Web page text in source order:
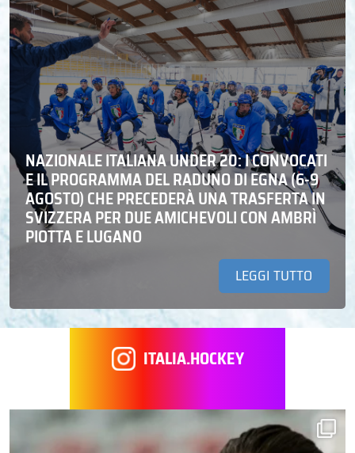
NAZIONALE ITALIANA UNDER 20: I CONVOCATI
E IL PROGRAMMA DEL RADUNO DI EGNA (6-9
AGOSTO) CHE PRECEDERÀ UNA TRASFERTA IN
SVIZZERA PER DUE AMICHEVOLI CON AMBRÌ
PIOTTA E LUGANO
LEGGI TUTTO
ITALIA.HOCKEY